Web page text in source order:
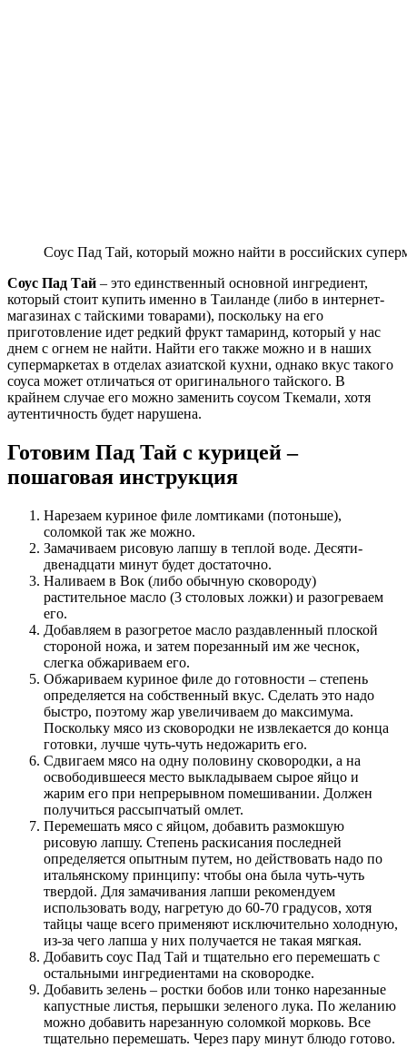
Соус Пад Тай, который можно найти в российских
Соус Пад Тай – это единственный основной ингредиент,
который стоит купить именно в Таиланде (либо в интернет-
магазинах с тайскими товарами), поскольку на его
приготовление идет редкий фрукт тамаринд, который у нас
днем с огнем не найти. Найти его также можно и в наших
супермаркетах в отделах азиатской кухни, однако вкус такого
соуса может отличаться от оригинального тайского. В
крайнем случае его можно заменить соусом Ткемали, хотя
аутентичность будет нарушена.
Готовим Пад Тай с курицей –
пошаговая инструкция
Нарезаем куриное филе ломтиками (потоньше),
соломкой так же можно.
Замачиваем рисовую лапшу в теплой воде. Десяти-
двенадцати минут будет достаточно.
Наливаем в Вок (либо обычную сковороду)
растительное масло (3 столовых ложки) и разогреваем
его.
Добавляем в разогретое масло раздавленный плоской
стороной ножа, и затем порезанный им же чеснок,
слегка обжариваем его.
Обжариваем куриное филе до готовности – степень
определяется на собственный вкус. Сделать это надо
быстро, поэтому жар увеличиваем до максимума.
Поскольку мясо из сковородки не извлекается до конца
готовки, лучше чуть-чуть недожарить его.
Сдвигаем мясо на одну половину сковородки, а на
освободившееся место выкладываем сырое яйцо и
жарим его при непрерывном помешивании. Должен
получиться рассыпчатый омлет.
Перемешать мясо с яйцом, добавить размокшую
рисовую лапшу. Степень раскисания последней
определяется опытным путем, но действовать надо по
итальянскому принципу: чтобы она была чуть-чуть
твердой. Для замачивания лапши рекомендуем
использовать воду, нагретую до 60-70 градусов, хотя
тайцы чаще всего применяют исключительно холодную,
из-за чего лапша у них получается не такая мягкая.
Добавить соус Пад Тай и тщательно его перемешать с
остальными ингредиентами на сковородке.
Добавить зелень – ростки бобов или тонко нарезанные
капустные листья, перышки зеленого лука. По желанию
можно добавить нарезанную соломкой морковь. Все
тщательно перемешать. Через пару минут блюдо готово.